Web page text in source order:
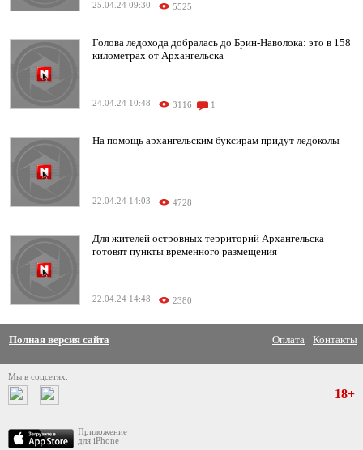
25.04.24 09:30 5525
Голова ледохода добралась до Брин-Наволока: это в 158
километрах от Архангельска
24.04.24 10:48 3116 1
На помощь архангельским буксирам придут ледоколы
22.04.24 14:03 4728
Для жителей островных территорий Архангельска
готовят пункты временного размещения
22.04.24 14:48 2380
Полная версия сайта Оплата Контакты
Мы в соцсетях:
Приложение
для iPhone
18+